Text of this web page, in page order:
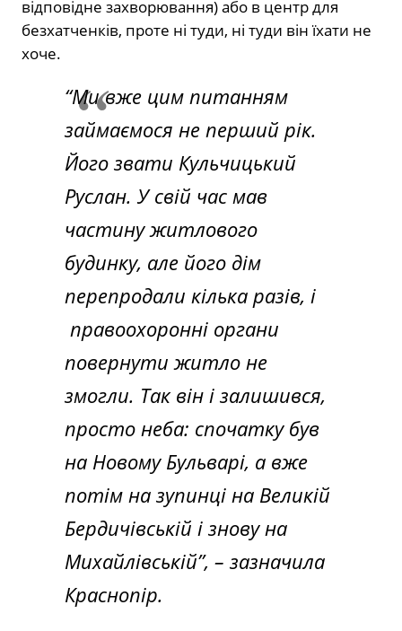
відповідне захворювання) або в центр для
безхатченків, проте ні туди, ні туди він їхати не
хоче.
“Ми вже цим питанням
займаємося не перший рік.
Його звати Кульчицький
Руслан. У свій час мав
частину житлового
будинку, але його дім
перепродали кілька разів, і
правоохоронні органи
повернути житло не
змогли. Так він і залишився,
просто неба: спочатку був
на Новому Бульварі, а вже
потім на зупинці на Великій
Бердичівській і знову на
Михайлівській”, – зазначила
Краснопір.